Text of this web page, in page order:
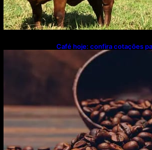
Café hoje: confira cotações